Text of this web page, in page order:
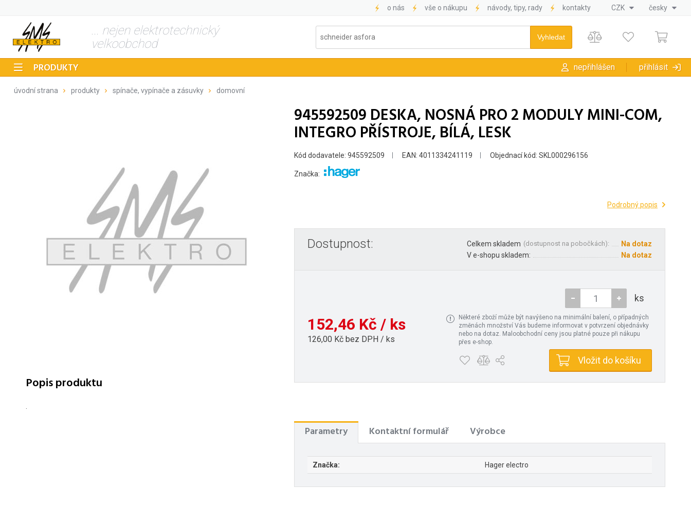
o nás vše o nákupu návody, tipy, rady kontakty CZK česky
... nejen elektrotechnický
velkoobchod
PRODUKTY nepřihlášen přihlásit
úvodní strana produkty spínače, vypínače a zásuvky domovní
Popis produktu
945592509 DESKA, NOSNÁ PRO 2 MODULY MINI-COM,
INTEGRO PŘÍSTROJE, BÍLÁ, LESK
Kód dodavatele: 945592509 EAN: 4011334241119 Objednací kód: SKL000296156
Značka:
Podrobný popis
Dostupnost: Celkem skladem (dostupnost na pobočkách):
Na dotaz
V e-shopu skladem:
Na dotaz
152,46 Kč / ks
126,00 Kč bez DPH / ks
ks
Některé zboží může být navýšeno na minimální balení, o případných
změnách množství Vás budeme informovat v potvrzení objednávky
nebo na dotaz. Maloobchodní ceny jsou platné pouze při nákupu
přes e-shop.
Vložit do košíku
Parametry Kontaktní formulář Výrobce
Značka: Hager electro